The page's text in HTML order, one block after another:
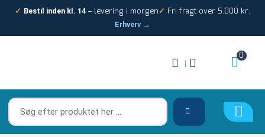
✓ Bestil inden kl. 14 – levering i morgen ✓ Fri fragt over 5.000 kr.
Erhverv →
|
0
Søg
efter
produktet